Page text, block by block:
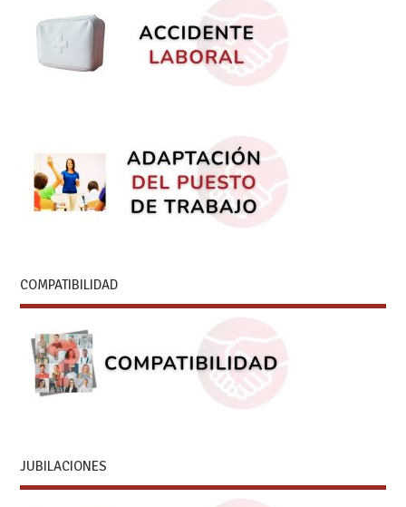
COMPATIBILIDAD
JUBILACIONES